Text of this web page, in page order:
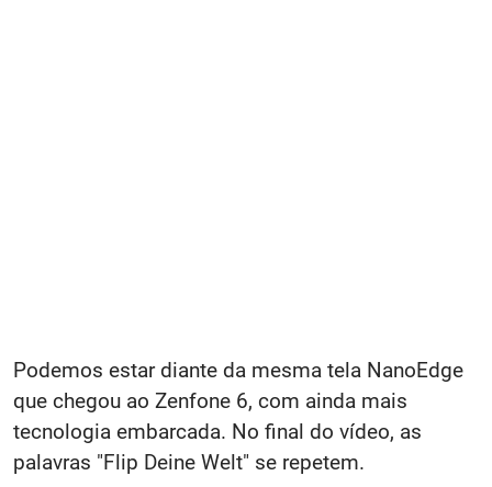
Podemos estar diante da mesma tela NanoEdge
que chegou ao Zenfone 6, com ainda mais
tecnologia embarcada. No final do vídeo, as
palavras "Flip Deine Welt" se repetem.